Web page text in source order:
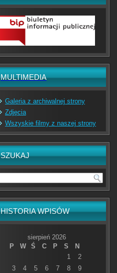
MULTIMEDIA
Galeria z archiwalnej strony
Zdjęcia
Wszyskie filmy z naszej strony
SZUKAJ
HISTORIA WPISÓW
sierpień 2026
P
W Ś C P S
N
1
2
3
4 5 6 7 8
9